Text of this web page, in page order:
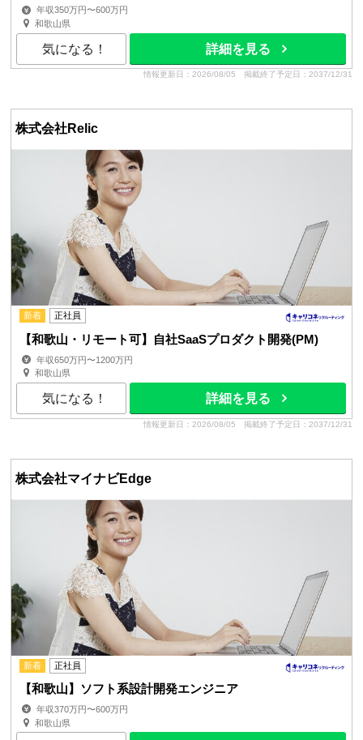
年収350万円〜600万円
和歌山県
気になる！ 詳細を見る
情報更新日：2026/08/05 掲載終了予定日：2037/12/31
株式会社Relic
新着 正社員
【和歌山・リモート可】自社SaaSプロダクト開発(PM)
年収650万円〜1200万円
和歌山県
気になる！ 詳細を見る
情報更新日：2026/08/05 掲載終了予定日：2037/12/31
株式会社マイナビEdge
新着 正社員
【和歌山】ソフト系設計開発エンジニア
年収370万円〜600万円
和歌山県